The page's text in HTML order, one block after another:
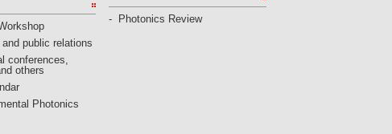
public relations
conferences,
others
Photonics
Photonics Review